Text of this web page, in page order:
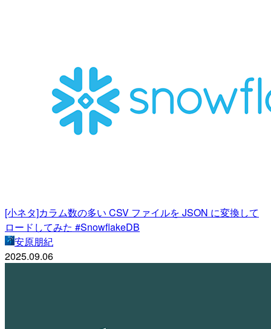
[小ネタ]カラム数の多い CSV ファイルを JSON に変換して
ロードしてみた #SnowflakeDB
安原朋紀
2025.09.06